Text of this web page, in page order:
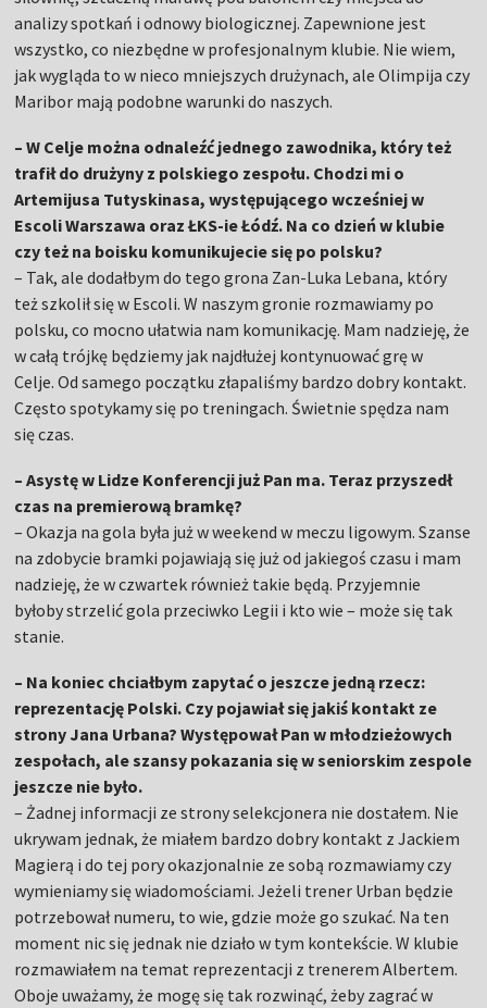
analizy spotkań i odnowy biologicznej. Zapewnione jest
wszystko, co niezbędne w profesjonalnym klubie. Nie wiem,
jak wygląda to w nieco mniejszych drużynach, ale Olimpija czy
Maribor mają podobne warunki do naszych.
– W Celje można odnaleźć jednego zawodnika, który też
trafił do drużyny z polskiego zespołu. Chodzi mi o
Artemijusa Tutyskinasa, występującego wcześniej w
Escoli Warszawa oraz ŁKS-ie Łódź. Na co dzień w klubie
czy też na boisku komunikujecie się po polsku?
– Tak, ale dodałbym do tego grona Zan-Luka Lebana, który
też szkolił się w Escoli. W naszym gronie rozmawiamy po
polsku, co mocno ułatwia nam komunikację. Mam nadzieję, że
w całą trójkę będziemy jak najdłużej kontynuować grę w
Celje. Od samego początku złapaliśmy bardzo dobry kontakt.
Często spotykamy się po treningach. Świetnie spędza nam
się czas.
– Asystę w Lidze Konferencji już Pan ma. Teraz przyszedł
czas na premierową bramkę?
– Okazja na gola była już w weekend w meczu ligowym. Szanse
na zdobycie bramki pojawiają się już od jakiegoś czasu i mam
nadzieję, że w czwartek również takie będą. Przyjemnie
byłoby strzelić gola przeciwko Legii i kto wie – może się tak
stanie.
– Na koniec chciałbym zapytać o jeszcze jedną rzecz:
reprezentację Polski. Czy pojawiał się jakiś kontakt ze
strony Jana Urbana? Występował Pan w młodzieżowych
zespołach, ale szansy pokazania się w seniorskim zespole
jeszcze nie było.
– Żadnej informacji ze strony selekcjonera nie dostałem. Nie
ukrywam jednak, że miałem bardzo dobry kontakt z Jackiem
Magierą i do tej pory okazjonalnie ze sobą rozmawiamy czy
wymieniamy się wiadomościami. Jeżeli trener Urban będzie
potrzebował numeru, to wie, gdzie może go szukać. Na ten
moment nic się jednak nie działo w tym kontekście. W klubie
rozmawiałem na temat reprezentacji z trenerem Albertem.
Oboje uważamy, że mogę się tak rozwinąć, żeby zagrać w